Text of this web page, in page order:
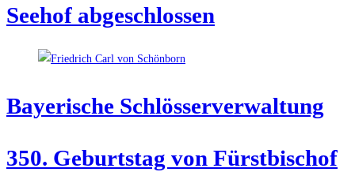
See­hof abgeschlossen
Baye­ri­sche Schlösserverwaltung
350. Geburts­tag von Fürst­bi­schof